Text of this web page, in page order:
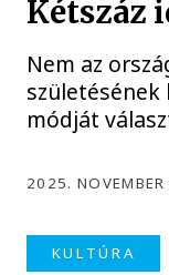
Kétszáz
Nem az
módját
2025.
KULTÚRA